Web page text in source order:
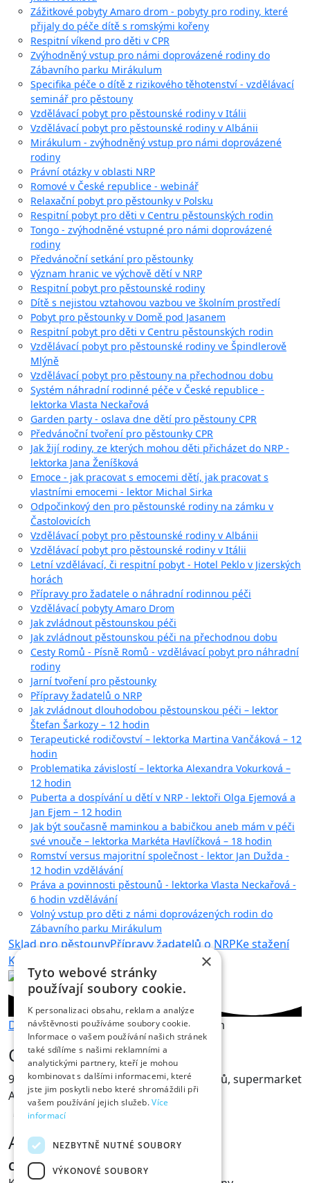
Zážitkové pobyty Amaro drom - pobyty pro rodiny, které
přijaly do péče dítě s romskými kořeny
Respitní víkend pro děti v CPR
Zvýhodněný vstup pro námi doprovázené rodiny do
Zábavního parku Mirákulum
Specifika péče o dítě z rizikového těhotenství - vzdělávací
seminář pro pěstouny
Vzdělávací pobyt pro pěstounské rodiny v Itálii
Vzdělávací pobyt pro pěstounské rodiny v Albánii
Mirákulum - zvýhodněný vstup pro námi doprovázené
rodiny
Právní otázky v oblasti NRP
Romové v České republice - webinář
Relaxační pobyt pro pěstounky v Polsku
Respitní pobyt pro děti v Centru pěstounských rodin
Tongo - zvýhodněné vstupné pro námi doprovázené
rodiny
Předvánoční setkání pro pěstounky
Význam hranic ve výchově dětí v NRP
Respitní pobyt pro pěstounské rodiny
Dítě s nejistou vztahovou vazbou ve školním prostředí
Pobyt pro pěstounky v Domě pod Jasanem
Respitní pobyt pro děti v Centru pěstounských rodin
Vzdělávací pobyt pro pěstounské rodiny ve Špindlerově
Mlýně
Vzdělávací pobyt pro pěstouny na přechodnou dobu
Systém náhradní rodinné péče v České republice -
lektorka Vlasta Neckařová
Garden party - oslava dne dětí pro pěstouny CPR
Předvánoční tvoření pro pěstounky CPR
Jak žijí rodiny, ze kterých mohou děti přicházet do NRP -
lektorka Jana Ženíšková
Emoce - jak pracovat s emocemi dětí, jak pracovat s
vlastními emocemi - lektor Michal Sirka
Odpočinkový den pro pěstounské rodiny na zámku v
Častolovicích
Vzdělávací pobyt pro pěstounské rodiny v Albánii
Vzdělávací pobyt pro pěstounské rodiny v Itálii
Letní vzdělávací, či respitní pobyt - Hotel Peklo v Jizerských
horách
Přípravy pro žadatele o náhradní rodinnou péči
Vzdělávací pobyty Amaro Drom
Jak zvládnout pěstounskou péči
Jak zvládnout pěstounskou péči na přechodnou dobu
Cesty Romů - Písně Romů - vzdělávací pobyt pro náhradní
rodiny
Jarní tvoření pro pěstounky
Přípravy žadatelů o NRP
Jak zvládnout dlouhodobou pěstounskou péči – lektor
Štefan Šarkozy – 12 hodin
Terapeutické rodičovství – lektorka Martina Vančáková – 12
hodin
Problematika závislostí – lektorka Alexandra Vokurková –
12 hodin
Puberta a dospívání u dětí v NRP - lektoři Olga Ejemová a
Jan Ejem – 12 hodin
Jak být současně maminkou a babičkou aneb mám v péči
své vnouče – lektorka Markéta Havlíčková – 18 hodin
Romství versus majoritní společnost - lektor Jan Dužda -
12 hodin vzdělávání
Práva a povinnosti pěstounů - lektorka Vlasta Neckařová -
6 hodin vzdělávání
Volný vstup pro děti z námi doprovázených rodin do
Zábavního parku Mirákulum
Sklad pro pěstounyPřípravy žadatelů o NRPKe stažení
Kontakty
DomůKalendář akcíObchůdky s Albertem
Obchůdky s Albertem
9. - 11. 12. prodej výrobků dětí a pěstounů, supermarket
Albert, Svitavská, Hradec Králové
Adresa
Centrum pěstounských rodin z.s.
×
Tyto webové stránky
používají soubory cookie.
K personalizaci obsahu, reklam a analýze
návštěvnosti používáme soubory cookie.
Informace o vašem používání našich stránek
také sdílíme s našimi reklamními a
analytickými partnery, kteří je mohou
kombinovat s dalšími informacemi, které
jste jim poskytli nebo které shromáždili při
vašem používání jejich služeb.Více
informací
NEZBYTNĚ NUTNÉ SOUBORY
VÝKONOVÉ SOUBORY